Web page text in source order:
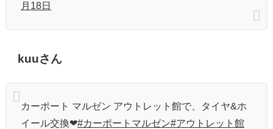
月18日
kuuさん
カーポート マルゼン アウトレット館で、タイヤ&ホ
イール交換❤#カーポートマルゼン#アウトレット館